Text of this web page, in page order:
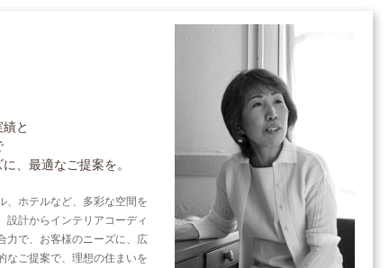
と
、最適なご提案を。
、ホテルなど、多彩な空間を
設計からインテリアコーディ
力で、お客様のニーズに、広
なご提案で、理想の住まいを